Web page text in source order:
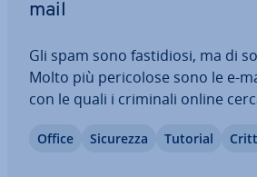
mail
Gli spam sono fa­sti­dio­si, ma di
Molto più pe­ri­co­lo­se sono le e-
con le quali i criminali online
indirizzo di posta elet­tro­ni­ca
Office Sicurezza Tutorial